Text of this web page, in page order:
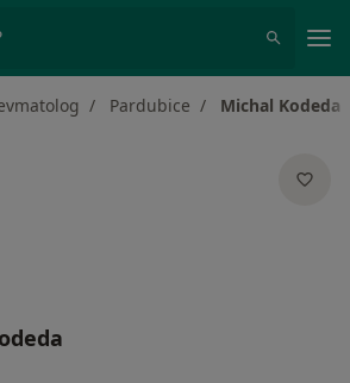
Pardubice Michal Kodeda